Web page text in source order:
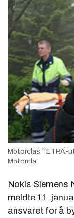
Motorolas TETRA-
Motorola
Nokia Siemens
meldte 11.
ansvaret for å